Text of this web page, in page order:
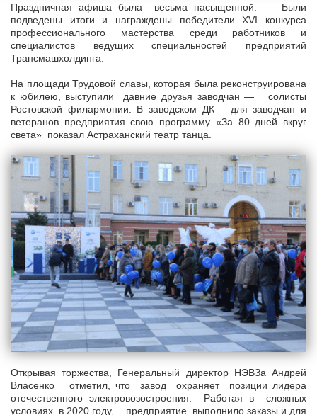
Праздничная афиша была весьма насыщенной. Были
подведены итоги и награждены победители XVI конкурса
профессионального мастерства среди работников и
специалистов ведущих специальностей предприятий
Трансмашхолдинга.
На площади Трудовой славы, которая была реконструирована
к юбилею, выступили давние друзья заводчан — солисты
Ростовской филармонии. В заводском ДК для заводчан и
ветеранов предприятия свою программу «За 80 дней вкруг
света» показал Астраханский театр танца.
Открывая торжества, Генеральный директор НЭВЗа Андрей
Власенко отметил, что завод охраняет позиции лидера
отечественного электровозостроения. Работая в сложных
условиях в 2020 году, предприятие выполнило заказы и для